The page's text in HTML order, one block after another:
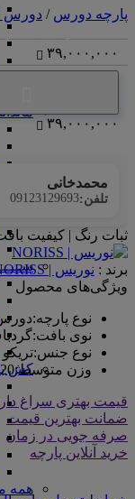
دورو
کش
همه
پارچه دورس / دورس
۳۹,۰۰۰,۰۰۰
۳۹,۰۰۰,۰۰۰
محمدخانی
تلفن:09123129693
ثبات رنگ | کیفیت
برند : نوریس | NORISS
ویژگی‌های محصول
نوع پارچه:
نوی بافت:
نوع جنس:تریکو
وزن متوسط:20 کیلوگرم
قیمت بهتری سراغ
ضمانت بهترین قیمت
صرفه جویی در زمان
خرید آنلاین پارچه